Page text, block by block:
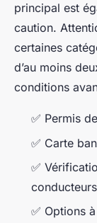
principal est
caution.
certaines
d’au moins
conditions
✅ Permis
✅ Carte
✅
conducteurs
✅ Options